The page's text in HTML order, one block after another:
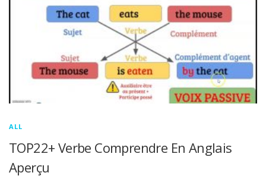
ALL
TOP22+ Verbe Comprendre En Anglais
Aperçu